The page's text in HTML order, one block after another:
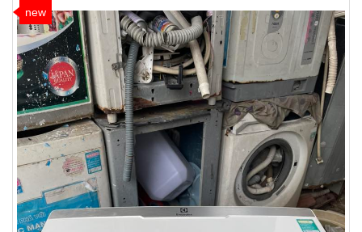
new